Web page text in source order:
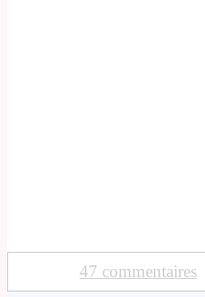
47 commentaires